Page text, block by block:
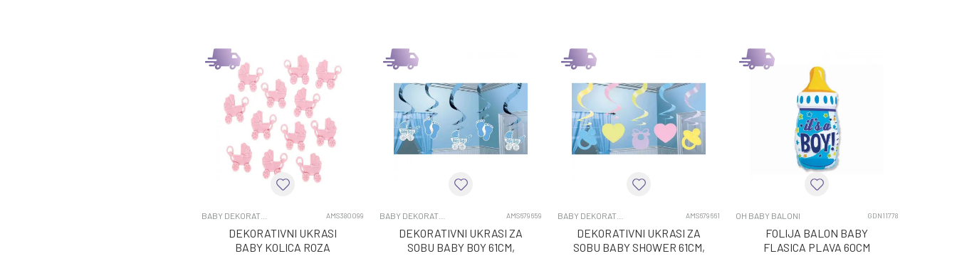
AMS380099
DEKORATIVNI UKRASI
BABY KOLICA ROZA
AMS679659
DEKORATIVNI UKRASI ZA
SOBU BABY BOY 61CM,
AMS679661
DEKORATIVNI UKRASI ZA
SOBU BABY SHOWER 61CM,
OH BABY BALONI GDN11778
FOLIJA BALON BABY
FLASICA PLAVA 60CM